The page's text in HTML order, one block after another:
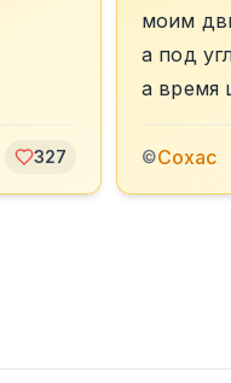
327
моим
а под
а время
©Сохас